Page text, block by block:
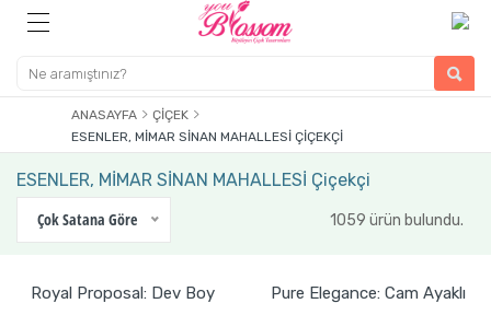
ANASAYFA
ÇIÇEK
ESENLER, MİMAR SİNAN MAHALLESİ ÇIÇEKÇI
ESENLER, MİMAR SİNAN MAHALLESİ Çiçekçi
Çok Satana Göre
1059 ürün bulundu.
Royal Proposal: Dev Boy
Pure Elegance: Cam Ayaklı